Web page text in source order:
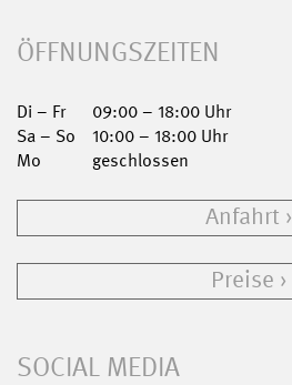
ÖFFNUNGSZEITEN
Di – Fr
09:00 – 18:00 Uhr
Sa – So
10:00 – 18:00 Uhr
Mo
geschlossen
Anfahrt
Preise
SOCIAL MEDIA